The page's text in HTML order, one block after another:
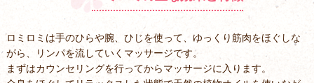
ロミロミは手のひらや腕、ひじを使って、ゆっくり筋肉をほぐしな
がら、リンパを流していくマッサージです。
まずはカウンセリングを行ってからマッサージに入ります。